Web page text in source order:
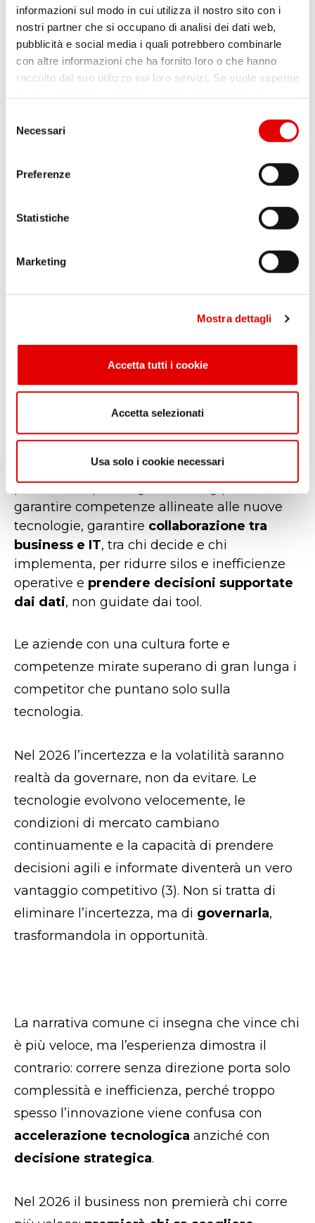
informazioni sul modo in cui utilizza il nostro sito con i
nostri partner che si occupano di analisi dei dati web,
pubblicità e social media i quali potrebbero combinarle
con altre informazioni che ha fornito loro o che hanno
raccolto dal suo utilizzo sui loro servizi. Se vuole saperne
sul tasto “Accetta tutti”. Se non vuole i cookie di
Necessari
Preferenze
Statistiche
Marketing
Mostra dettagli
Accetta tutti i cookie
Accetta selezionati
Usa solo i cookie necessari
digitale (2).
Innovare significa anche gestire rischi e
complessità
. Non tutte le scelte
controllo sui risultati, pertanto è
misurare gli impatti reali degli investimenti
tecnologici e responsabilizzare chi prende
3- Persone e competenze al
centro
La trasformazione digitale non è mai solo
e responsabilità. Senza competenze
adeguate e cultura condivisa, nessun
progetto scalerà.
strumenti che si utilizzano, attraverso
percorsi di upskilling e reskilling per
garantire competenze allineate alle nuove
tecnologie, garantire collaborazione tra
business e IT, tra chi decide e chi
implementa, per ridurre silos e inefficienze
operative e prendere decisioni supportate
dai dati, non guidate dai tool.
Le aziende con una cultura forte e
competenze mirate superano di gran lunga i
competitor che puntano solo sulla
tecnologia.
Nel 2026 l’incertezza e la volatilità saranno
realtà da governare, non da evitare. Le
tecnologie evolvono velocemente, le
condizioni di mercato cambiano
continuamente e la capacità di prendere
decisioni agili e informate diventerà un vero
vantaggio competitivo (3). Non si tratta di
eliminare l’incertezza, ma di governarla,
trasformandola in opportunità.
La narrativa comune ci insegna che vince chi
è più veloce, ma l’esperienza dimostra il
contrario: correre senza direzione porta solo
complessità e inefficienza, perché troppo
spesso l’innovazione viene confusa con
accelerazione tecnologica anziché con
decisione strategica.
Nel 2026 il business non premierà chi corre